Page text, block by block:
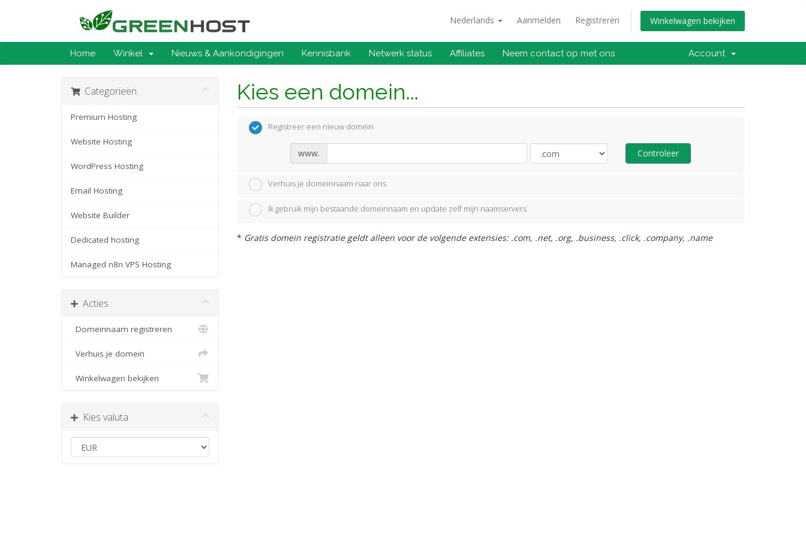
Nederlands Aanmelden Registreren Winkelwagen bekijken
Home Winkel Nieuws & Aankondigingen Kennisbank Netwerk status Affiliates Neem contact op met ons Account
Categorieën
Premium Hosting
Website Hosting
WordPress Hosting
Email Hosting
Website Builder
Dedicated hosting
Managed n8n VPS Hosting
Acties
Domeinnaam registreren
Verhuis je domein
Winkelwagen bekijken
Kies valuta
Kies een domein...
Registreer een nieuw domein
www. Controleer
Verhuis je domeinnaam naar ons
Ik gebruik mijn bestaande domeinnaam en update zelf mijn naamservers
* Gratis domein registratie geldt alleen voor de volgende extensies: .com, .net, .org, .business, .click, .company, .name